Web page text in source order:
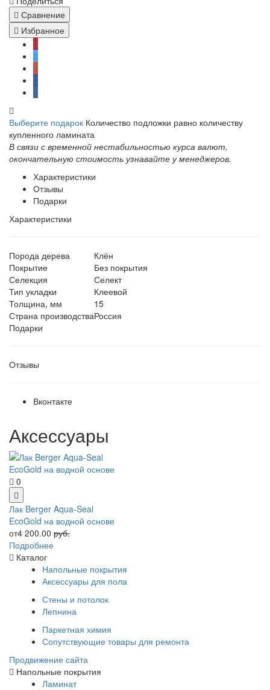
Сравнение
Избранное
Выберите подарок Количество подложки равно количеству
купленного ламината
В связи с временной нестабильностью курса валют,
окончательную стоимость узнавайте у менеджеров.
Характеристики
Отзывы
Подарки
Характеристики
Порода дерева
Клён
Покрытие
Без покрытия
Селекция
Селект
Тип укладки
Клеевой
Толщина, мм
15
Страна производстваРоссия
Подарки
Отзывы
Вконтакте
Аксессуары
0
Лак Berger Aqua-Seal
EcoGold на водной основе
от4 200.00 руб.
Подробнее
Каталог
Напольные покрытия
Аксессуары для пола
Стены и потолок
Лепнина
Паркетная химия
Сопутствующие товары для ремонта
Продвижение сайта
Напольные покрытия
Ламинат